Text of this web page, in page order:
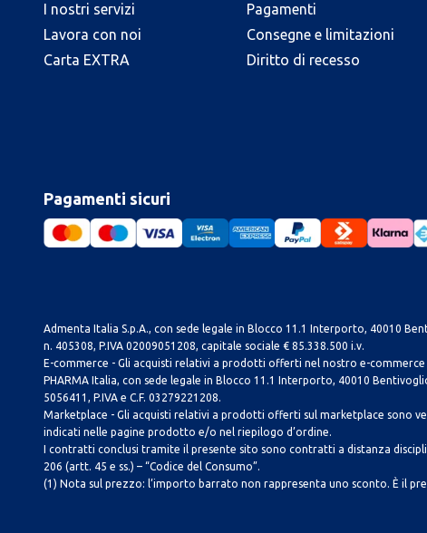
I nostri servizi
Lavora con noi
Carta EXTRA
Pagamenti
Consegne e limitazioni
Diritto di recesso
Pagamenti sicuri
Admenta Italia S.p.A., con sede legale in Blocco 11.1 Interporto, 40010
n. 405308, P.IVA 02009051208, capitale sociale € 85.338.500 i.v.
E-commerce - Gli acquisti relativi a prodotti offerti nel nostro e-commerce
PHARMA Italia, con sede legale in Blocco 11.1 Interporto, 40010
5056411, P.IVA e C.F. 03279221208.
Marketplace - Gli acquisti relativi a prodotti offerti sul marketplace sono
indicati nelle pagine prodotto e/o nel riepilogo d’ordine.
I contratti conclusi tramite il presente sito sono contratti a distanza
206 (artt. 45 e ss.) – “Codice del Consumo”.
(1) Nota sul prezzo: l’importo barrato non rappresenta uno sconto. È il